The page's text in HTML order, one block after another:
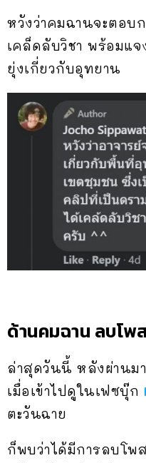
หวังว่าคมฉานจะตอ
เคล็ดลับวิชา พร้อมแจ
ยุ่งเกี่ยวกับอุทยาน
ด้านคมฉาน ลบโ
ล่าสุดวันนี้ หลังผ่านม
เมื่อเข้าไปดูในเฟซบุ๊ก
ตะวันฉาย
ก็พบว่าได้มีการลบโพ